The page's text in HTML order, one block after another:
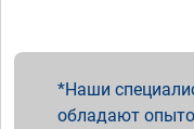
Наши
обладают